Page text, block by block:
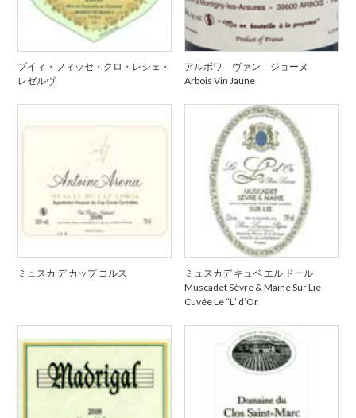
プイィ・フィッセ・クロ・レシェ・
レゼルヴ
アルボワ ヴァン ジョーヌ
Arbois Vin Jaune
ミュスカ デ カップ コルス
ミュスカデ キュベ エル ドール
Muscadet Sèvre & Maine Sur Lie
Cuvée Le “L” d’Or